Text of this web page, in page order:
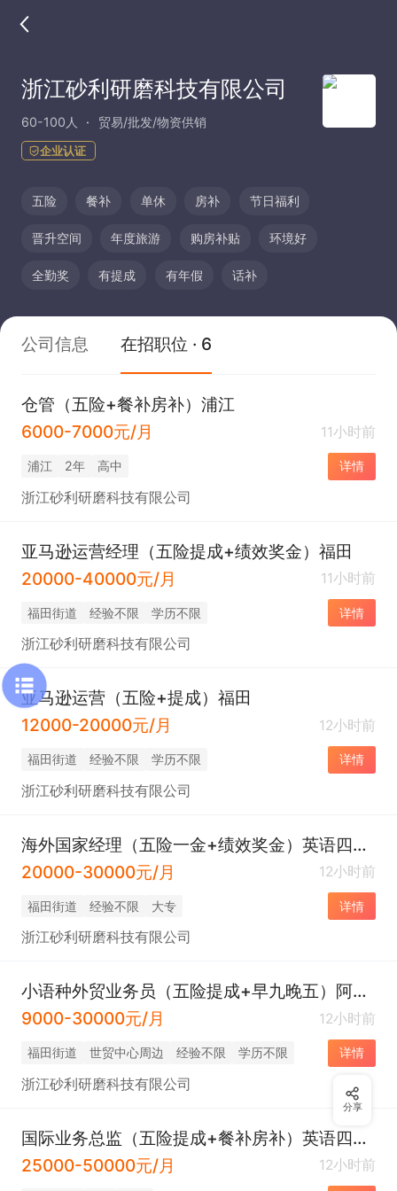
浙江砂利研磨科技有限公司
60-100人 贸易/批发/物资供销
企业认证
五险 餐补 单休 房补 节日福利
晋升空间 年度旅游 购房补贴 环境好
全勤奖 有提成 有年假 话补
公司信息 在招职位 · 6
仓管（五险+餐补房补）浦江
6000-7000元/月
11小时前
浦江 2年 高中 详情
浙江砂利研磨科技有限公司
亚马逊运营经理（五险提成+绩效奖金）福田
20000-40000元/月
11小时前
福田街道 经验不限 学历不限 详情
浙江砂利研磨科技有限公司
亚马逊运营（五险+提成）福田
12000-20000元/月
12小时前
福田街道 经验不限 学历不限 详情
浙江砂利研磨科技有限公司
海外国家经理（五险一金+绩效奖金）英语四级/福田
20000-30000元/月
12小时前
福田街道 经验不限 大专 详情
浙江砂利研磨科技有限公司
小语种外贸业务员（五险提成+早九晚五）阿拉伯语丨福田
9000-30000元/月
12小时前
福田街道 世贸中心周边 经验不限 学历不限 详情
浙江砂利研磨科技有限公司
国际业务总监（五险提成+餐补房补）英语四级/福田
25000-50000元/月
12小时前
分享